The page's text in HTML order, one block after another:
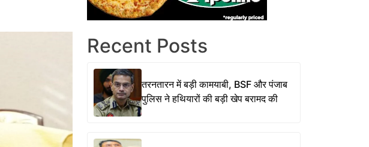
Recent Posts
तरनतारन में बड़ी कामयाबी, BSF और पंजाब
पुलिस ने हथियारों की बड़ी खेप बरामद की